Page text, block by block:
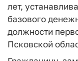
лет,
базового
должности
Псковской